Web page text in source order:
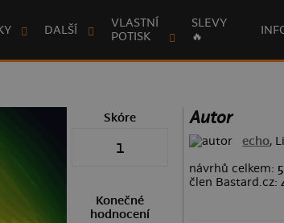
DALŠÍ
VLASTNÍ
POTISK
SLEVY
🔥
Skóre
1
Konečné
hodnocení
Autor
echo,
návrhů celkem: 5
člen Bastard.cz: